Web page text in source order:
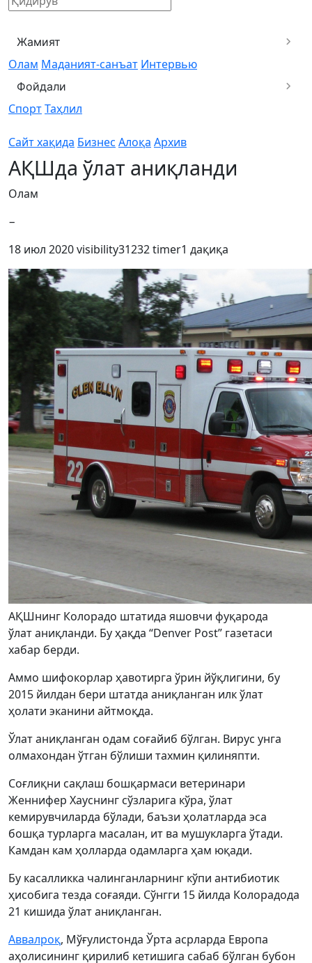
Жамият
Олам Маданият-санъат Интервью
Фойдали
СпортТаҳлил
Сайт хақида Бизнес Алоқа Архив
АҚШда ўлат аниқланди
Олам
−
18 июл 2020visibility31232timer1 дақиқа
АҚШнинг Колорадо штатида яшовчи фуқарода
ўлат аниқланди. Бу ҳақда “Denver Post” газетаси
хабар берди.
Аммо шифокорлар ҳавотирга ўрин йўқлигини, бу
2015 йилдан бери штатда аниқланган илк ўлат
ҳолати эканини айтмоқда.
Ўлат аниқланган одам соғайиб бўлган. Вирус унга
олмахондан ўтган бўлиши тахмин қилиняпти.
Соғлиқни сақлаш бошқармаси ветеринари
Женнифер Хауснинг сўзларига кўра, ўлат
кемирувчиларда бўлади, баъзи ҳолатларда эса
бошқа турларга масалан, ит ва мушукларга ўтади.
Камдан кам ҳолларда одамларга ҳам юқади.
Бу касалликка чалинганларнинг кўпи антибиотик
ҳисобига тезда соғаяди. Сўнгги 15 йилда Колорадода
21 кишида ўлат аниқланган.
Аввалроқ, Мўғулистонда Ўрта асрларда Европа
аҳолисининг қирилиб кетишига сабаб бўлган бубон